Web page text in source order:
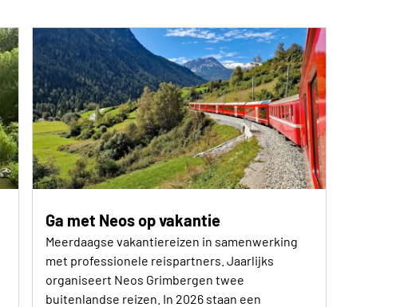
Ga met Neos op vakantie
Meerdaagse vakantiereizen in samenwerking
met professionele reispartners. Jaarlijks
organiseert Neos Grimbergen twee
buitenlandse reizen. In 2026 staan een